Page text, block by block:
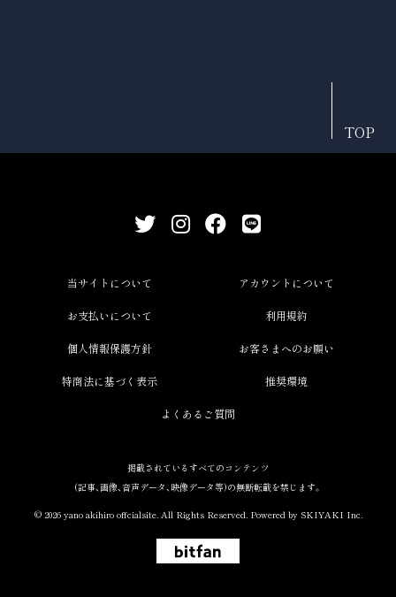
TOP
当サイトについて アカウントについて
お支払いについて 利用規約
個人情報保護方針 お客さまへのお願い
特商法に基づく表示 推奨環境
よくあるご質問
掲載されているすべてのコンテンツ
(記事、画像、音声データ、映像データ等)の無断転載を禁じます。
© 2026 yano akihiro offcialsite. All Rights Reserved. Powered by SKIYAKI Inc.